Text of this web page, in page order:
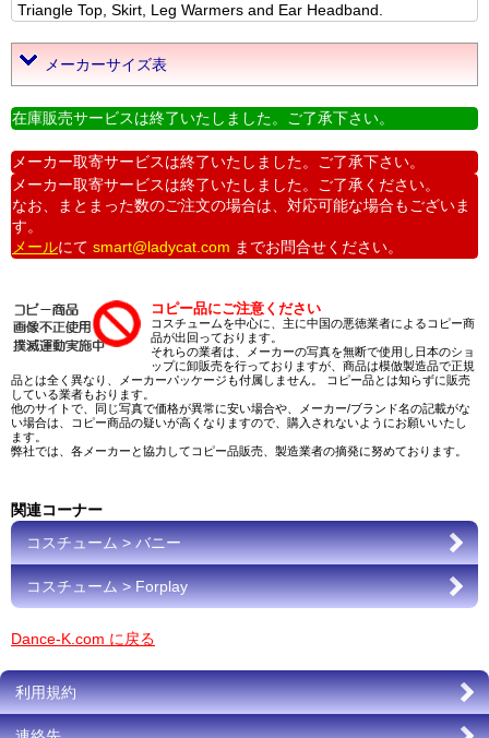
Triangle Top, Skirt, Leg Warmers and Ear Headband.
メーカーサイズ表
在庫販売サービスは終了いたしました。ご了承下さい。
メーカー取寄サービスは終了いたしました。ご了承下さい。
メーカー取寄サービスは終了いたしました。ご了承ください。
なお、まとまった数のご注文の場合は、対応可能な場合もございま
す。
メールにて smart@ladycat.com までお問合せください。
コピー品にご注意ください
コスチュームを中心に、主に中国の悪徳業者によるコピー商
品が出回っております。
それらの業者は、メーカーの写真を無断で使用し日本のショ
ップに卸販売を行っておりますが、商品は模倣製造品で正規
品とは全く異なり、メーカーパッケージも付属しません。 コピー品とは知らずに販売
している業者もおります。
他のサイトで、同じ写真で価格が異常に安い場合や、メーカー/ブランド名の記載がな
い場合は、コピー商品の疑いが高くなりますので、購入されないようにお願いいたし
ます。
弊社では、各メーカーと協力してコピー品販売、製造業者の摘発に努めております。
関連コーナー
コスチューム > バニー
コスチューム > Forplay
Dance-K.com に戻る
利用規約